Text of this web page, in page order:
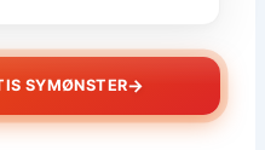
SYMØNSTER→